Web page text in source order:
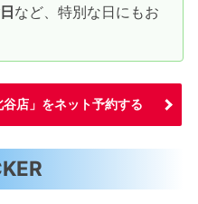
など、特別な日にもお
谷店」をネット予約する